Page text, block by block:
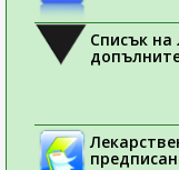
Списък на